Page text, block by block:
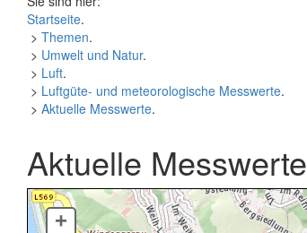
Startseite.
> Themen.
> Umwelt und Natur.
> Luft.
> Luftgüte- und meteorologische Messwerte.
> Aktuelle Messwerte.
Aktuelle Messwerte
+